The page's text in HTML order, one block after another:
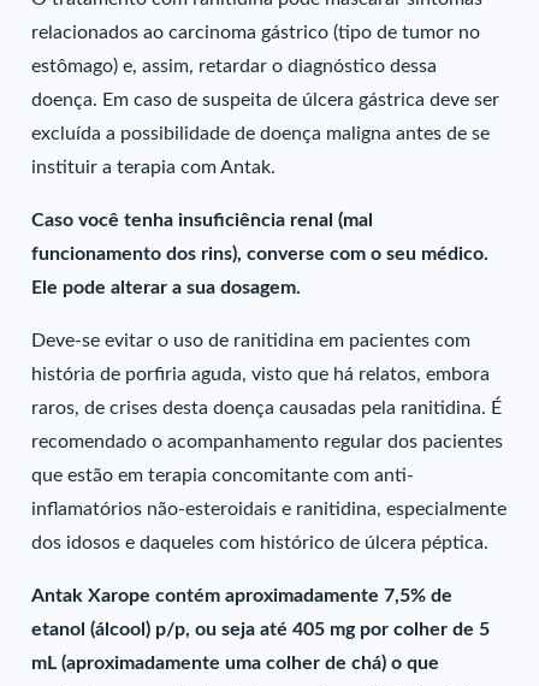
relacionados ao carcinoma gástrico (tipo de tumor no
estômago) e, assim, retardar o diagnóstico dessa
doença. Em caso de suspeita de úlcera gástrica deve ser
excluída a possibilidade de doença maligna antes de se
instituir a terapia com Antak.
Caso você tenha insuficiência renal (mal
funcionamento dos rins), converse com o seu médico.
Ele pode alterar a sua dosagem.
Deve-se evitar o uso de ranitidina em pacientes com
história de porfiria aguda, visto que há relatos, embora
raros, de crises desta doença causadas pela ranitidina. É
recomendado o acompanhamento regular dos pacientes
que estão em terapia concomitante com anti-
inflamatórios não-esteroidais e ranitidina, especialmente
dos idosos e daqueles com histórico de úlcera péptica.
Antak Xarope contém aproximadamente 7,5% de
etanol (álcool) p/p, ou seja até 405 mg por colher de 5
mL (aproximadamente uma colher de chá) o que